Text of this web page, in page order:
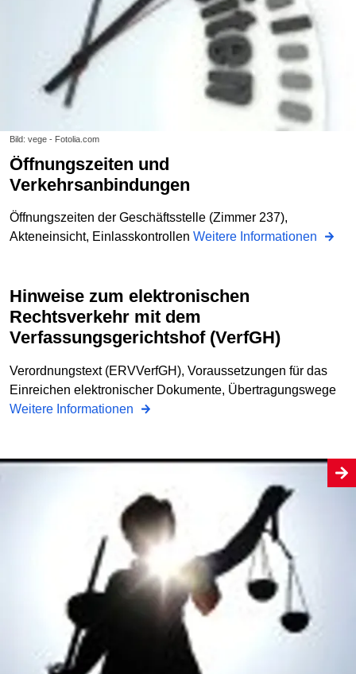
Bild: vege - Fotolia.com
Öffnungszeiten und
Verkehrsanbindungen
Öffnungszeiten der Geschäftsstelle (Zimmer 237),
Akteneinsicht, Einlasskontrollen Weitere Informationen
Hinweise zum elektronischen
Rechtsverkehr mit dem
Verfassungsgerichtshof (VerfGH)
Verordnungstext (ERVVerfGH), Voraussetzungen für das
Einreichen elektronischer Dokumente, Übertragungswege
Weitere Informationen